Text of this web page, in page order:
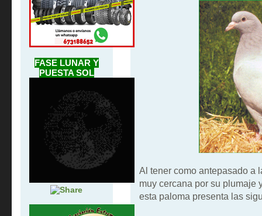
FASE LUNAR Y
PUESTA SOL
Al tener como antepasado a
muy cercana por su plumaje
esta paloma presenta las